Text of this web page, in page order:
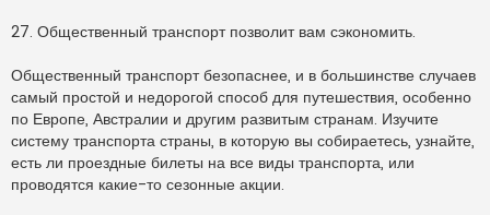
27. Общественный транспорт позволит вам сэкономить.
Общественный транспорт безопаснее, и в большинстве случаев
самый простой и недорогой способ для путешествия, особенно
по Европе, Австралии и другим развитым странам. Изучите
систему транспорта страны, в которую вы собираетесь, узнайте,
есть ли проездные билеты на все виды транспорта, или
проводятся какие-то сезонные акции.